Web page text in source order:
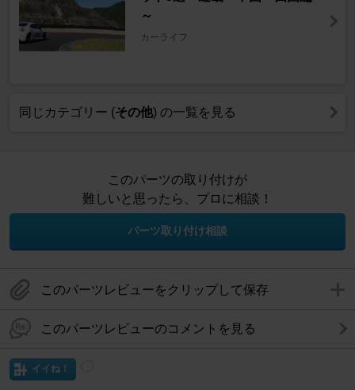
～
カーライフ
同じカテゴリー (その他) の一覧を見る
このパーツの取り付けが
難しいと思ったら、プロに相談！
パーツ取り付け相談
このパーツレビューをクリップして保存
このパーツレビューのコメントを見る
イイね！